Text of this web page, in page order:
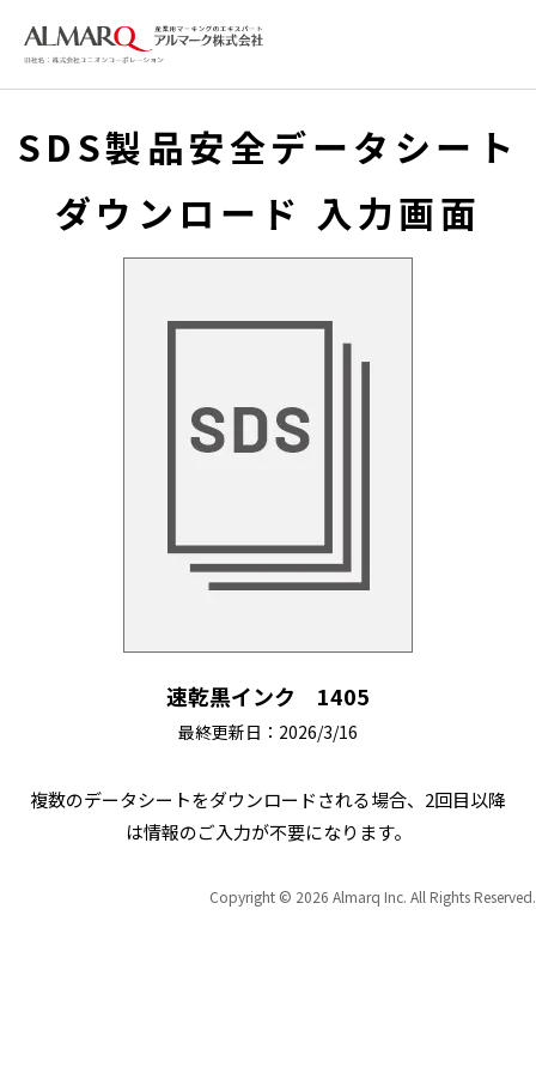
SDS製品安全データシート
ダウンロード 入力画面
速乾黒インク 1405
最終更新日：2026/3/16
複数のデータシートをダウンロードされる場合、2回目以降
は情報のご入力が不要になります。
Copyright © 2026 Almarq Inc. All Rights Reserved.